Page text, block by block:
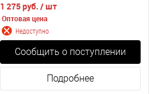
1 275 руб. / шт
Оптовая цена
Недоступно
Сообщить о поступлении
Подробнее